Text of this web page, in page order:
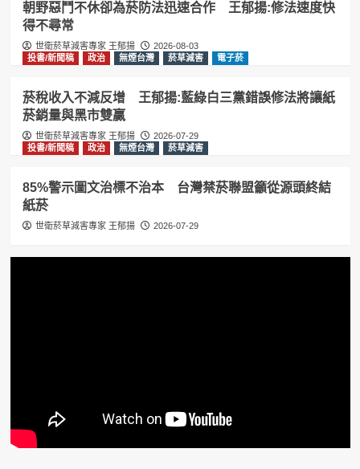
朝野惡鬥不休卻為菸防法迅速合作 王郁揚:修法速度快
得不尋常
世衛菸草減害專家 王郁揚
2026-08-03
投書/新聞稿
政治 無煙台灣 菸草減害 電子菸
菸稅收入不減反增 王郁揚:藍綠白三黨錯誤修法將讓紙
菸銷量與黑市雙贏
世衛菸草減害專家 王郁揚
2026-07-29
投書/新聞稿
政治 無煙台灣 菸草減害
85%警示圖文治標不治本 台灣禁菸聯盟籲從源頭終結
紙菸
世衛菸草減害專家 王郁揚 2026-07-29